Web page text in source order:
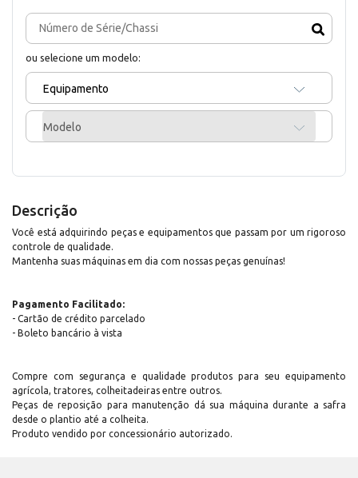
ou selecione um modelo:
Equipamento
Modelo
Descrição
Você está adquirindo peças e equipamentos que passam por um rigoroso
controle de qualidade.
Mantenha suas máquinas em dia com nossas peças genuínas!
Pagamento Facilitado:
- Cartão de crédito parcelado
- Boleto bancário à vista
Compre com segurança e qualidade produtos para seu equipamento
agrícola, tratores, colheitadeiras entre outros.
Peças de reposição para manutenção dá sua máquina durante a safra
desde o plantio até a colheita.
Produto vendido por concessionário autorizado.